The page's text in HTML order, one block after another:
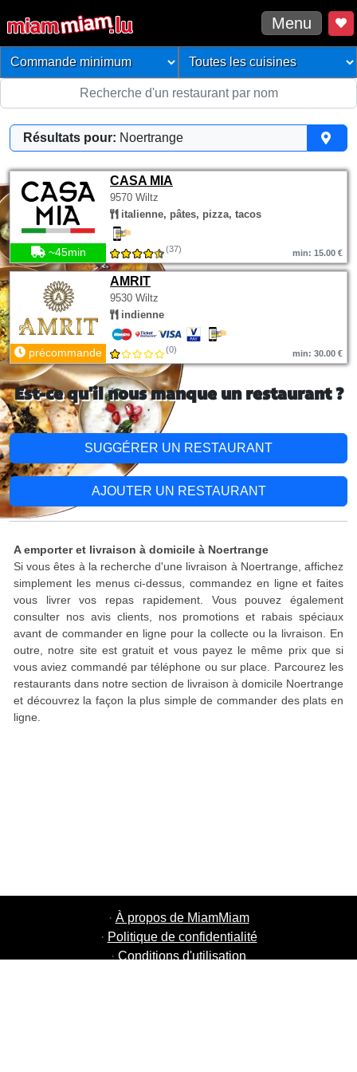
Menu
Résultats pour: Noertrange
CASA MIA
9570 Wiltz
italienne, pâtes, pizza, tacos
~45min (37) min: 15.00 €
AMRIT
9530 Wiltz
indienne
précommande (0) min: 30.00 €
Est-ce qu'il nous manque un restaurant ?
SUGGÉRER UN RESTAURANT
AJOUTER UN RESTAURANT
A emporter et livraison à domicile à Noertrange
Si vous êtes à la recherche d'une livraison à Noertrange, affichez
simplement les menus ci-dessus, commandez en ligne et faites
vous livrer vos repas rapidement. Vous pouvez également
consulter nos avis clients, nos promotions et rabais spéciaux
avant de commander en ligne pour la collecte ou la livraison. En
outre, notre site est gratuit et vous payez le même prix que si
vous aviez commandé par téléphone ou sur place. Parcourez les
restaurants dans notre section de livraison à domicile Noertrange
et découvrez la façon la plus simple de commander des plats en
ligne.
· À propos de MiamMiam
· Politique de confidentialité
· Conditions d'utilisation